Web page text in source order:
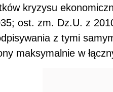
kryzysu
ost. zm. Dz.U. z
z tymi
maksymalnie w